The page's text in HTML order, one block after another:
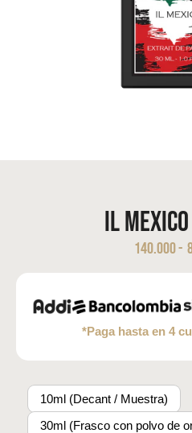
Il
140.000-
*Paga hasta en 4
10ml (Decant / Muestra)
30ml (Frasco con polvo de